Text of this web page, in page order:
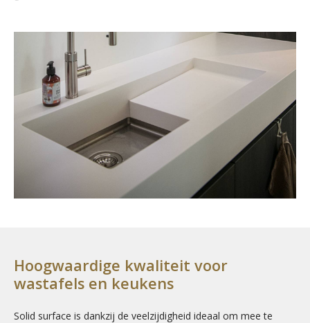
Hoogwaardige kwaliteit voor
wastafels en keukens
Solid surface is dankzij de veelzijdigheid ideaal om mee te